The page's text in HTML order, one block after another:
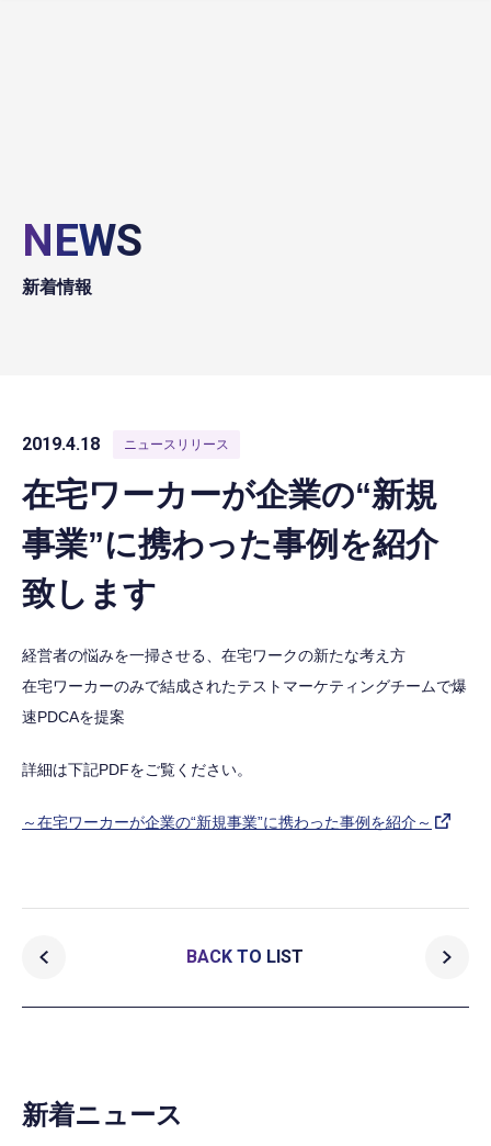
NEWS
新着情報
2019.4.18 ニュースリリース
在宅ワーカーが企業の“新規
事業”に携わった事例を紹介
致します
経営者の悩みを一掃させる、在宅ワークの新たな考え方
在宅ワーカーのみで結成されたテストマーケティングチームで爆
速PDCAを提案
詳細は下記PDFをご覧ください。
～在宅ワーカーが企業の“新規事業”に携わった事例を紹介～
BACK TO LIST
新着ニュース